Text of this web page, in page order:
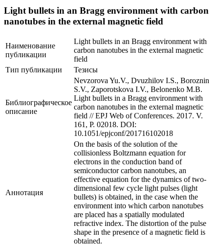
Light bullets in an Bragg environment with carbon
nanotubes in the external magnetic field
Наименование
публикации
Light bullets in an Bragg environment with
carbon nanotubes in the external magnetic
field
Тип публикации
Тезисы
Библиографическое
описание
Nevzorova Yu.V., Dvuzhilov I.S., Boroznin
S.V., Zaporotskova I.V., Belonenko M.B.
Light bullets in a Bragg environment with
carbon nanotubes in the external magnetic
field // EPJ Web of Conferences. 2017. V.
161, P. 02018. DOI:
10.1051/epjconf/201716102018
Аннотация
On the basis of the solution of the
collisionless Boltzmann equation for
electrons in the conduction band of
semiconductor carbon nanotubes, an
effective equation for the dynamics of two-
dimensional few cycle light pulses (light
bullets) is obtained, in the case when the
environment into which carbon nanotubes
are placed has a spatially modulated
refractive index. The distortion of the pulse
shape in the presence of a magnetic field is
obtained.